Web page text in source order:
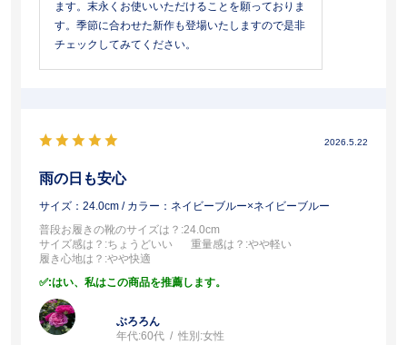
ます。末永くお使いいただけることを願っておりま
す。季節に合わせた新作も登場いたしますので是非
チェックしてみてください。
2026.5.22
雨の日も安心
サイズ：24.0cm / カラー：ネイビーブルー×ネイビーブルー
普段お履きの靴のサイズは？ :24.0cm
サイズ感は？ :ちょうどいい 重量感は？ :やや軽い
履き心地は？ :やや快適
:はい、私はこの商品を推薦します。
ぶろろん
年代:60代 性別:女性